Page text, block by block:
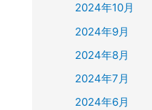
2024年10月
2024年9月
2024年8月
2024年7月
2024年6月